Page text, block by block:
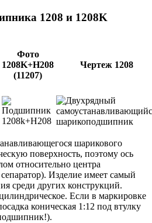
1208 и 1208K
Фото
1208K+H208
(11207)
Чертеж 1208
шарикового
поверхность, поэтому ось
относительно центра
Изделие имеет самый
среди других конструкций.
Если в маркировке
коническая 1:12 под втулку